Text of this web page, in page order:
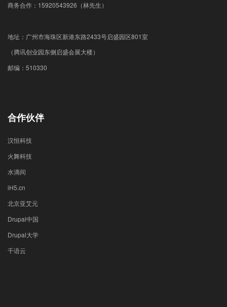
商务合作：15920543926（林先生）
地址：广州市海珠区新港东路2433号启盛园区801室
（腾讯创业园东侧启盛会展大楼）
邮编：510330
合作伙伴
汉恒科技
火舞科技
水滴间
iH5.cn
北京亚艾元
Drupal中国
Drupal大学
千语云